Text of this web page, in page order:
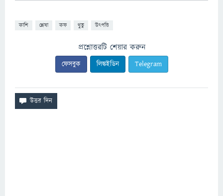
কাশি শ্লেষা কফ থুতু উৎপত্তি
প্রশ্নোত্তরটি শেয়ার করুন
ফেসবুক লিঙ্কইডিন Telegram